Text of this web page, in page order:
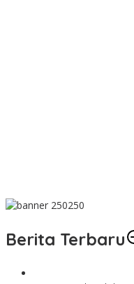
Berita Terbaru